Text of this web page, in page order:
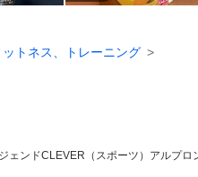
ットネス、トレーニング
ェンドCLEVER（スポーツ） アルプロ